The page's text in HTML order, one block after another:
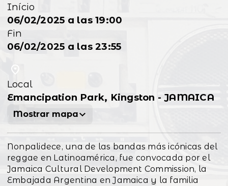
Início
06/02/2025 a las 19:00
Fin
06/02/2025 a las 23:55
Local
Emancipation Park, Kingston - JAMAICA
Mostrar mapa
Nonpalidece, una de las bandas más icónicas del
reggae en Latinoamérica, fue convocada por el
Jamaica Cultural Development Commission, la
Embajada Argentina en Jamaica y la familia